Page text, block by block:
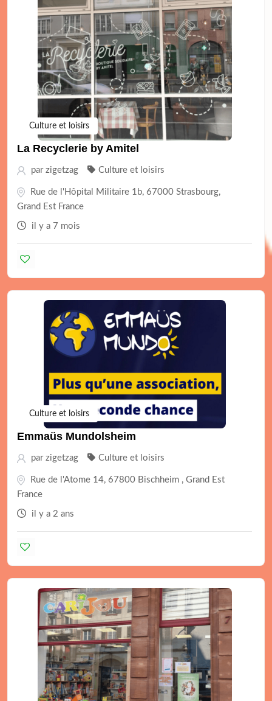
Culture et loisirs
La Recyclerie by Amitel
par zigetzag Culture et loisirs
Rue de l'Hôpital Militaire 1b, 67000 Strasbourg,
Grand Est France
il y a 7 mois
Culture et loisirs
Emmaüs Mundolsheim
par zigetzag Culture et loisirs
Rue de l'Atome 14, 67800 Bischheim , Grand Est
France
il y a 2 ans